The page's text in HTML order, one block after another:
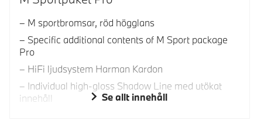
M sportbromsar, röd högglans
Specific additional contents of M Sport package
Pro
HiFi ljudsystem Harman Kardon
Individual high-gloss Shadow Line med utökat
innehåll
Se allt innehåll